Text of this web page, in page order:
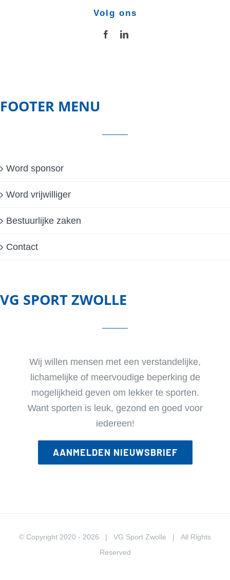
Volg ons
FOOTER MENU
Word sponsor
Word vrijwilliger
Bestuurlijke zaken
Contact
VG SPORT ZWOLLE
Wij willen mensen met een verstandelijke,
lichamelijke of meervoudige beperking de
mogelijkheid geven om lekker te sporten.
Want sporten is leuk, gezond en goed voor
iedereen!
AANMELDEN NIEUWSBRIEF
© Copyright 2020 - 2026 | VG Sport Zwolle | All Rights
Reserved